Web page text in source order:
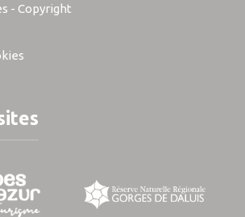
- Copyright